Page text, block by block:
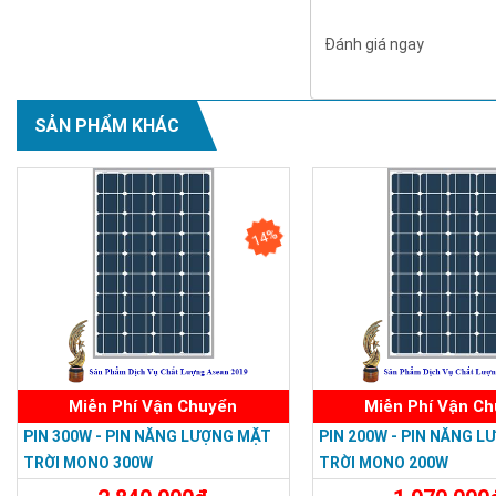
PIN NĂNG
Công suất tấm pin
Điện áp hở mạch
Dòng ngắn mạch
Điện áp danh định
Dòng danh định
Hiệu suất quang năng
đun
Đánh giá ngay
SẢN PHẨM KHÁC
14%
Miễn Phí Vận Chuyển
PIN 300W - PIN NĂNG LƯỢNG MẶT
TRỜI MONO 300W
Miễn Phí Vận
PIN 200W - PIN NĂNG
TRỜI MONO 200W